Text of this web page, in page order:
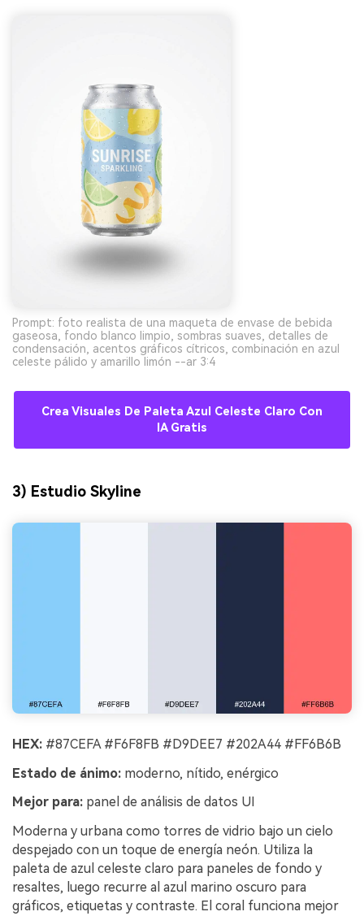
Prompt: foto realista de una maqueta de envase de bebida
gaseosa, fondo blanco limpio, sombras suaves, detalles de
condensación, acentos gráficos cítricos, combinación en azul
celeste pálido y amarillo limón --ar 3:4
Crea Visuales De Paleta Azul Celeste Claro Con
IA Gratis
3) Estudio Skyline
HEX: #87CEFA #F6F8FB #D9DEE7 #202A44 #FF6B6B
Estado de ánimo: moderno, nítido, enérgico
Mejor para: panel de análisis de datos UI
Moderna y urbana como torres de vidrio bajo un cielo
despejado con un toque de energía neón. Utiliza la
paleta de azul celeste claro para paneles de fondo y
resaltes, luego recurre al azul marino oscuro para
gráficos, etiquetas y contraste. El coral funciona mejor